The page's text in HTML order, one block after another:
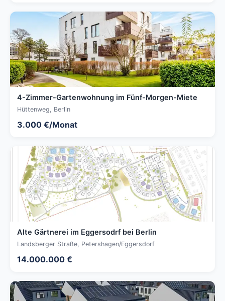
4-Zimmer-Gartenwohnung im Fünf-Morgen-Miete
Hüttenweg, Berlin
3.000 €/Monat
Alte Gärtnerei im Eggersodrf bei Berlin
Landsberger Straße, Petershagen/Eggersdorf
14.000.000 €